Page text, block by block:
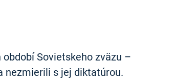
Sovietskeho zväzu –
nezmierili s jej diktatúrou.